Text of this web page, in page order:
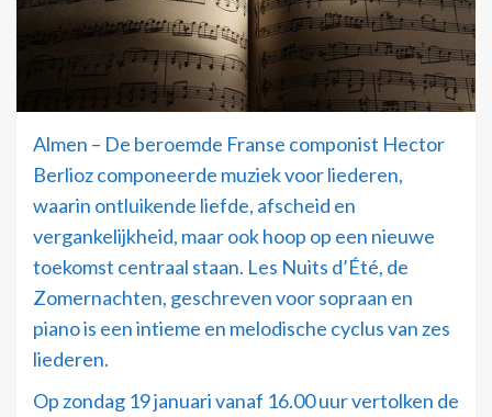
Almen – De beroemde Franse componist Hector
Berlioz componeerde muziek voor liederen,
waarin ontluikende liefde, afscheid en
vergankelijkheid, maar ook hoop op een nieuwe
toekomst centraal staan. Les Nuits d’Été, de
Zomernachten, geschreven voor sopraan en
piano is een intieme en melodische cyclus van zes
liederen.
Op zondag 19 januari vanaf 16.00 uur vertolken de